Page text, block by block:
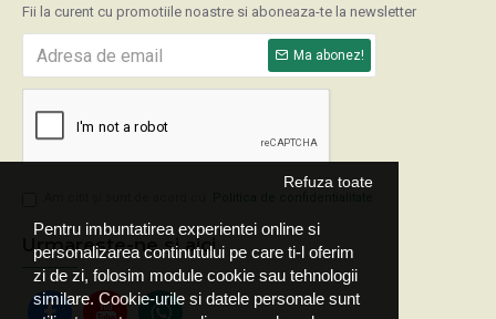
Pentru imbuntatirea experientei online si
personalizarea continutului pe care ti-l oferim
zi de zi, folosim module cookie sau tehnologii
similare. Cookie-urile si datele personale sunt
Refuza toate
Fii la curent cu promotiile noastre si aboneaza-te la newsletter
Ma abonez!
Urmareste-ne si aici